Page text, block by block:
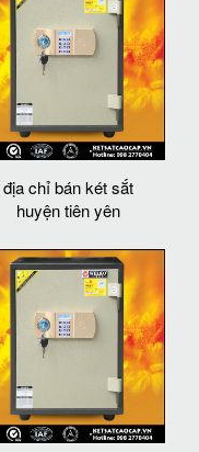
địa chỉ bán két sắt
huyện tiên yên